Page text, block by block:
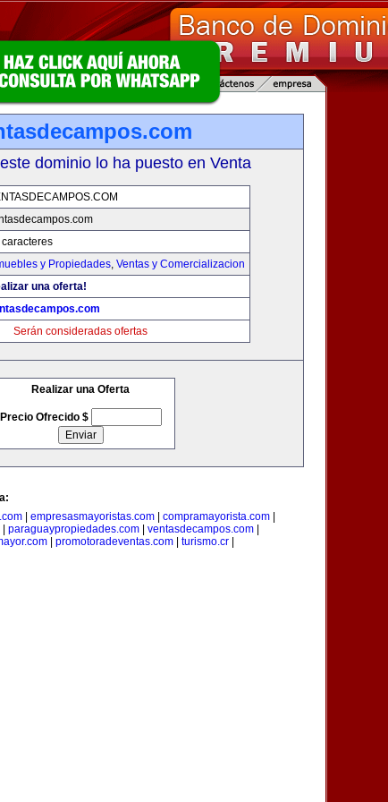
dominio lo ha puesto en Venta
caracteres
y Propiedades, Ventas y Comercializacion
una oferta!
Serán consideradas ofertas
Realizar una Oferta
Precio Ofrecido $
| empresasmayoristas.com| compramayorista.com|
paraguaypropiedades.com ventasdecampos.com
| promotoradeventas.com| turismo.cr|